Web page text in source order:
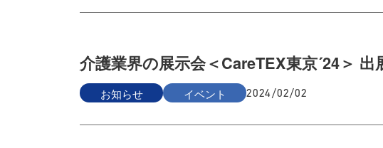
介護業界の展示会＜CareTEX東京´24＞
お知らせ イベント 2024/02/02